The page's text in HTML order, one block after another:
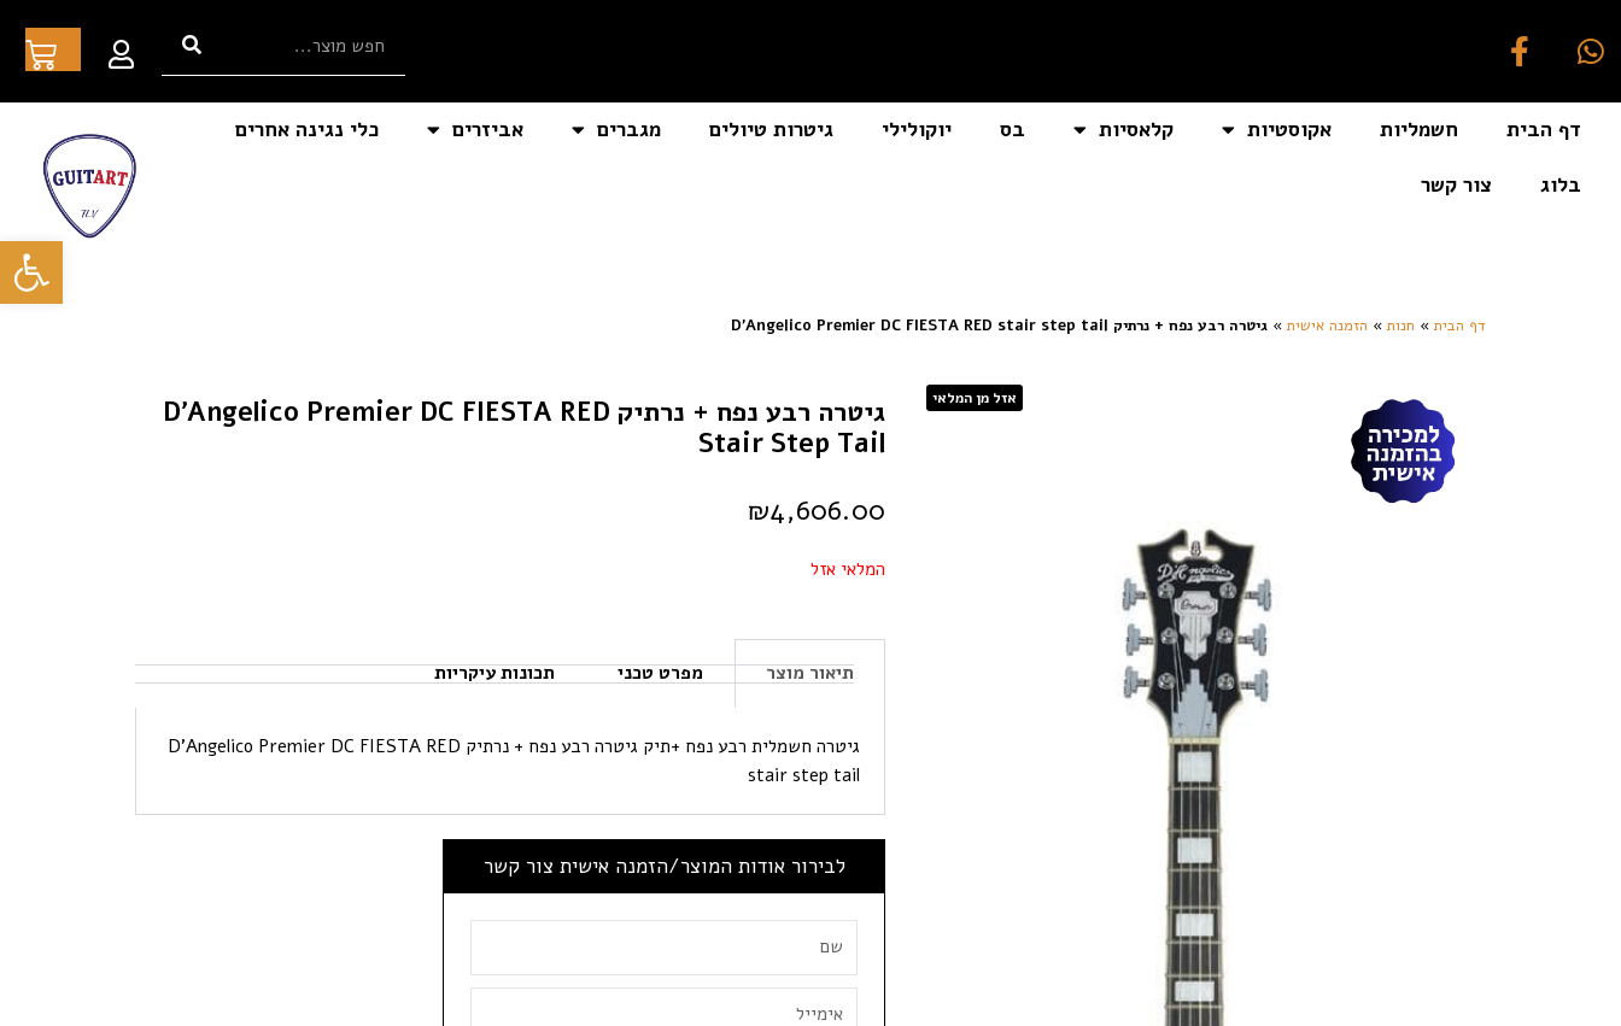
פתח
דף הבית חשמליות אקוסטיות קלאסיות בס יוקולילי גיטרות טיולים מגברים אביזרים
כלי נגינה אחרים
בלוג
צור קשר
דף הבית » חנות » הזמנה אישית » גיטרה רבע נפח + נרתיק D’Angelico Premier DC FIESTA RED stair step tail
אזל מן המלאי
גיטרה רבע נפח + נרתיק D’Angelico Premier DC FIESTA RED
Stair Step Tail
₪4,606.00
המלאי אזל
תיאור מוצר מפרט טכני תכונות עיקריות
גיטרה חשמלית רבע נפח +תיק גיטרה רבע נפח + נרתיק D’Angelico Premier DC FIESTA RED
stair step tail
לבירור אודות המוצר/הזמנה אישית צור קשר